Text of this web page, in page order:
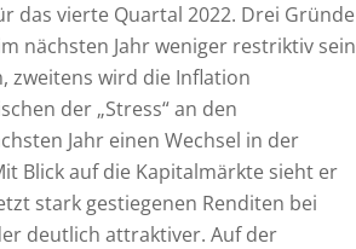
das vierte Quartal 2022. Drei Gründe
nächsten Jahr weniger restriktiv sein
zweitens wird die Inflation
der „Stress“ an den
Jahr einen Wechsel in der
Blick auf die Kapitalmärkte sieht er
stark gestiegenen Renditen bei
deutlich attraktiver. Auf der